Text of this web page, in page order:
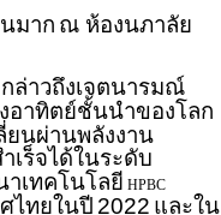
มาก ณ ห้องนภาลัย
กล่าวถึงเจตนารมณ์
อาทิตย์ชั้นนำของโลก
ยนผ่านพลังงาน
เร็จได้ในระดับ
เทคโนโลยี HPBC
ไทยในปี 2022 และใน